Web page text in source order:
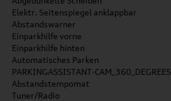
Elektr. Seitenspiegel anklappbar
Abstandswarner
Einparkhilfe vorne
Einparkhilfe hinten
Automatisches Parken
PARKINGASSISTANT-CAM_360_DEGREES
Abstandstempomat
Tuner/Radio